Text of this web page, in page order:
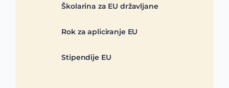
Školarina za EU državljane
Rok za apliciranje EU
Stipendije EU